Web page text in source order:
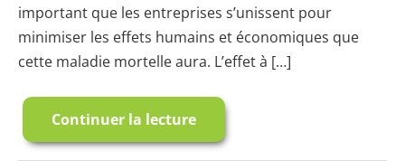
important que les entreprises s’unissent pour
minimiser les effets humains et économiques que
cette maladie mortelle aura. L’effet à […]
Continuer la lecture
Maintenir
la